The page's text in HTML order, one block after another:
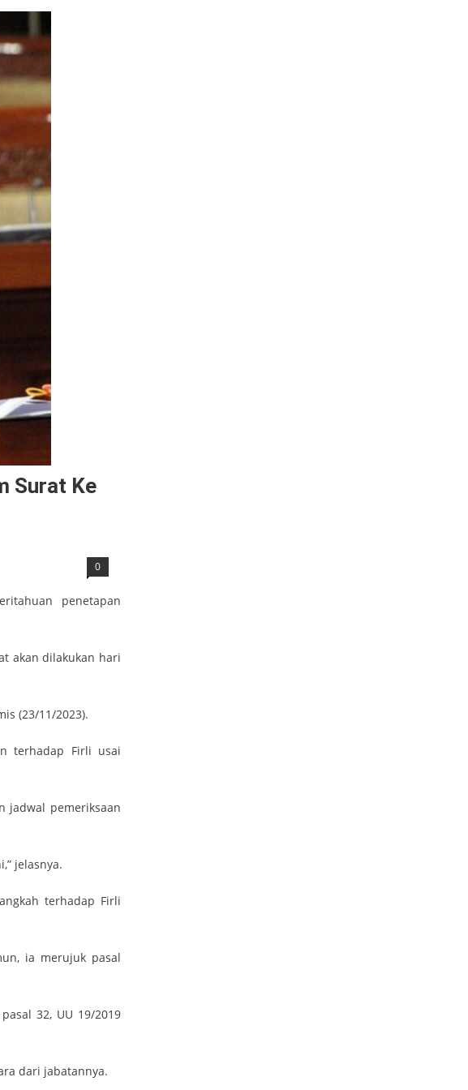
Surat Ke
0
penetapan
akan dilakukan hari
(23/11/2023).
terhadap Firli usai
jadwal pemeriksaan
jelasnya.
terhadap Firli
ia merujuk pasal
32, UU 19/2019
dari jabatannya.